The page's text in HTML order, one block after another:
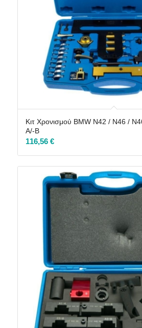
Κιτ Χρονισμού BMW N42 / N46 /
A/-B
116,56 €